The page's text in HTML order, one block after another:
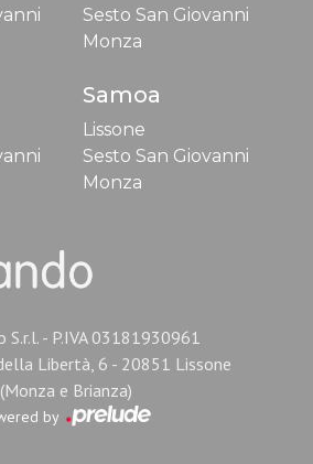
Sesto San Giovanni
Monza
Samoa
Lissone
Sesto San Giovanni
Monza
S.r.l. - P.IVA 03181930961
Libertà, 6 - 20851 Lissone
(Monza e Brianza)
by